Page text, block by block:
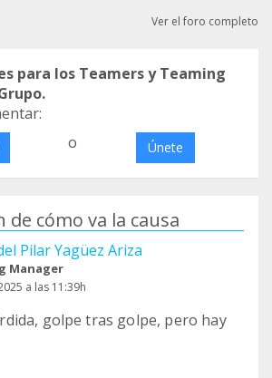
Ver el foro completo
para los Teamers y Teaming
o Únete
de cómo va la causa
Pilar Yagüez Ariza
Manager
a las 11:39h
golpe tras golpe, pero hay